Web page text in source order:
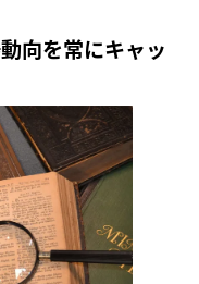
向を常にキャッ